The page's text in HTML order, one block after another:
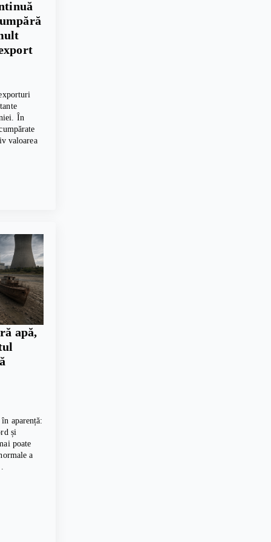
În
valoarea
apă,
aparență:
și
poate
a